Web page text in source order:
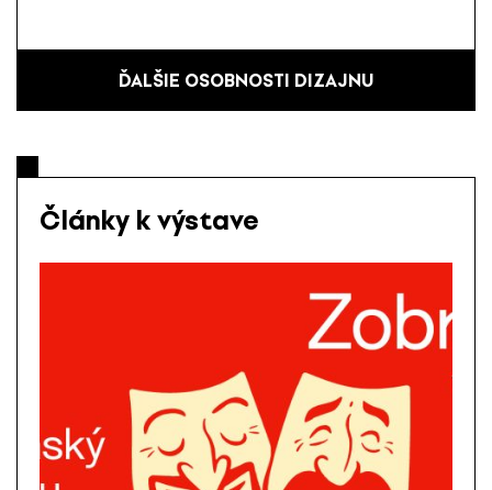
ĎALŠIE OSOBNOSTI DIZAJNU
Články k výstave